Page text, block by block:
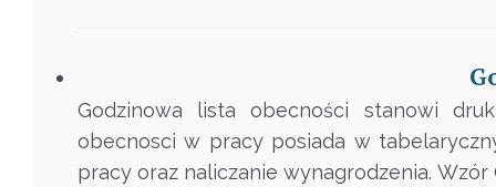
Godzinowa lista obecności stanowi
obecnosci w pracy posiada w
pracy oraz naliczanie wynagrodzenia.